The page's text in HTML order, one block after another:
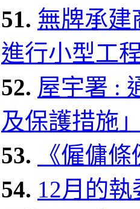
51. 無牌承建
進行小型工
52. 屋宇署 :
及保護措施
53.
《僱傭
54. 12月的